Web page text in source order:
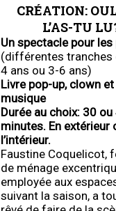
CRÉATION:
L’AS-TU
Un spectacle pour
(différentes tranches
4 ans ou 3-6 ans)
Livre pop-up, clown et
musique
Durée au choix: 30 ou
minutes. En extérieur
l’intérieur.
Faustine Coquelicot,
de ménage
employée aux
suivant la saison, a